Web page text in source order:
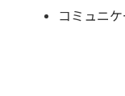
コミュニ